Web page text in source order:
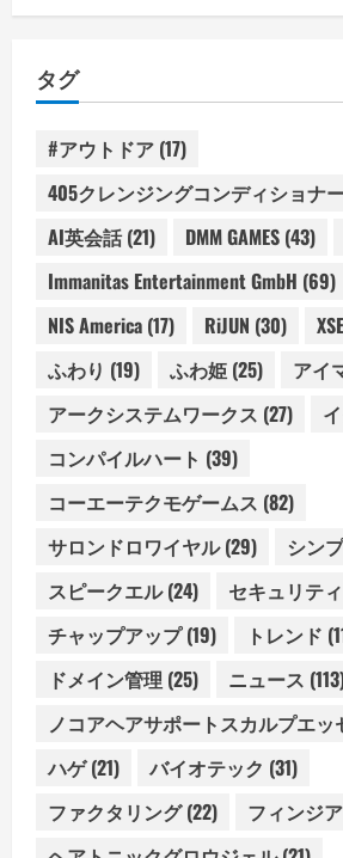
タグ
#アウトドア (17)
405クレンジングコンディショナ
AI英会話(21) DMM GAMES (43)
Immanitas Entertainment GmbH (69)
NIS America (17) RiJUN (30)
ふわり (19) ふわ姫 (25) アイ
アークシステムワークス (27)
コンパイルハート (39)
コーエーテクモゲームス (82)
サロンドロワイヤル(29) シン
スピークエル(24) セキュリティ
チャップアップ(19) トレンド
ドメイン管理 (25) ニュース
ノコアヘアサポートスカルプエッ
ハゲ(21) バイオテック (31)
ファクタリング(22) フィンジア